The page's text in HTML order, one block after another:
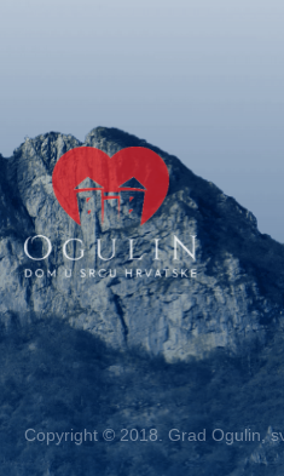
Copyright © 2018. Grad Ogulin,